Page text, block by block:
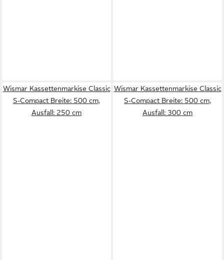
Wismar Kassettenmarkise Classic
S-Compact Breite: 500 cm,
Ausfall: 250 cm
Wismar Kassettenmarkise Classic
S-Compact Breite: 500 cm,
Ausfall: 300 cm